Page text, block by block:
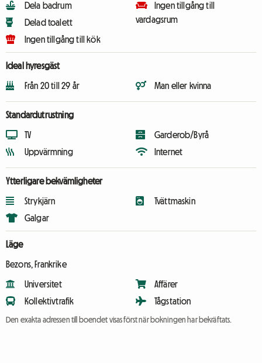
Dela badrum
Delad toalett
Ingen tillgång till kök
Ingen tillgång till
vardagsrum
Ideal hyresgäst
Från 20 till 29 år Man eller kvinna
Standardutrustning
TV
Uppvärmning
Garderob/Byrå
Internet
Ytterligare bekvämligheter
Strykjärn
Galgar
Tvättmaskin
Läge
Bezons, Frankrike
Universitet
Kollektivtrafik
Affärer
Tågstation
Den exakta adressen till boendet visas först när bokningen har bekräftats.